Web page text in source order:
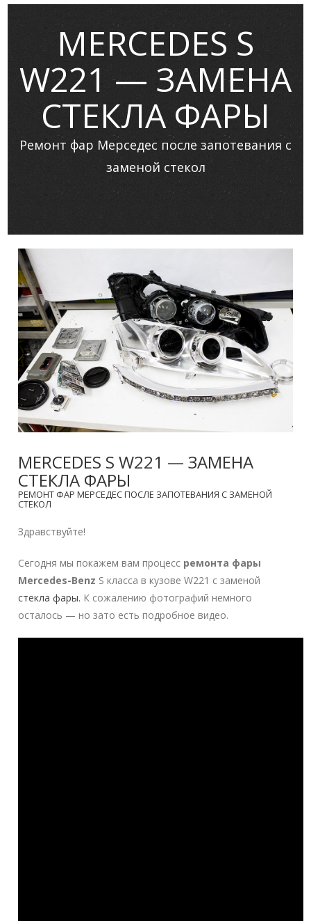
MERCEDES S
W221 — ЗАМЕНА
СТЕКЛА ФАРЫ
Ремонт фар Мерседес после запотевания с
заменой стекол
MERCEDES S W221 — ЗАМЕНА
СТЕКЛА ФАРЫ
РЕМОНТ ФАР МЕРСЕДЕС ПОСЛЕ ЗАПОТЕВАНИЯ С ЗАМЕНОЙ
СТЕКОЛ
Здравствуйте!
Сегодня мы покажем вам процесс ремонта фары
Mercedes-Benz S класса в кузове W221 с заменой
стекла фары. К сожалению фотографий немного
осталось — но зато есть подробное видео.